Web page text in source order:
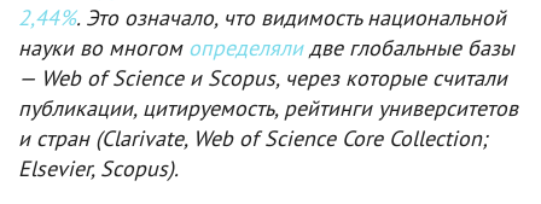
2,44%. Это означало, что видимость национальной
науки во многом определялидве глобальные базы
— Web of Science и Scopus, через которые считали
публикации, цитируемость, рейтинги университетов
и стран (Clarivate, Web of Science Core Collection;
Elsevier, Scopus).